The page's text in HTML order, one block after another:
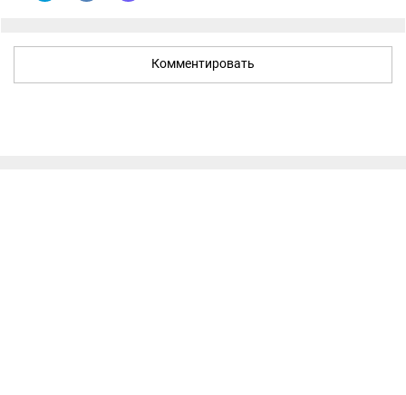
Комментировать